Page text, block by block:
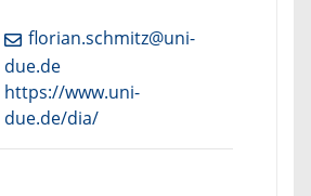
florian.schmitz@uni-
due.de
https://www.uni-
due.de/dia/